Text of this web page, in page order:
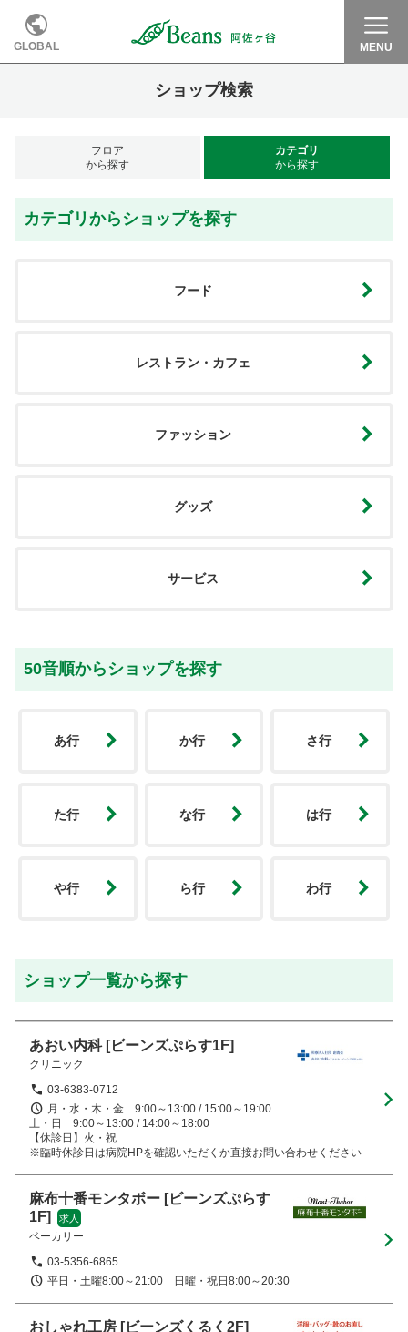
GLOBAL MENU
ショップ検索
フロア
から探す
カテゴリ
から探す
カテゴリからショップを探す
フード
レストラン・カフェ
ファッション
グッズ
サービス
50音順からショップを探す
あ行 か行 さ行
た行 な行 は行
や行 ら行 わ行
ショップ一覧から探す
あおい内科[ビーンズぷらす1F]
クリニック
03-6383-0712
月・水・木・金　9:00～13:00 / 15:00～19:00
土・日　9:00～13:00 / 14:00～18:00
【休診日】火・祝
※臨時休診日は病院HPを確認いただくか直接お問い合わせください
麻布十番モンタボー [ビーンズぷらす
1F]
求人
ベーカリー
03-5356-6865
平日・土曜8:00～21:00　日曜・祝日8:00～20:30
おしゃれ工房 [ビーンズくるく2F]